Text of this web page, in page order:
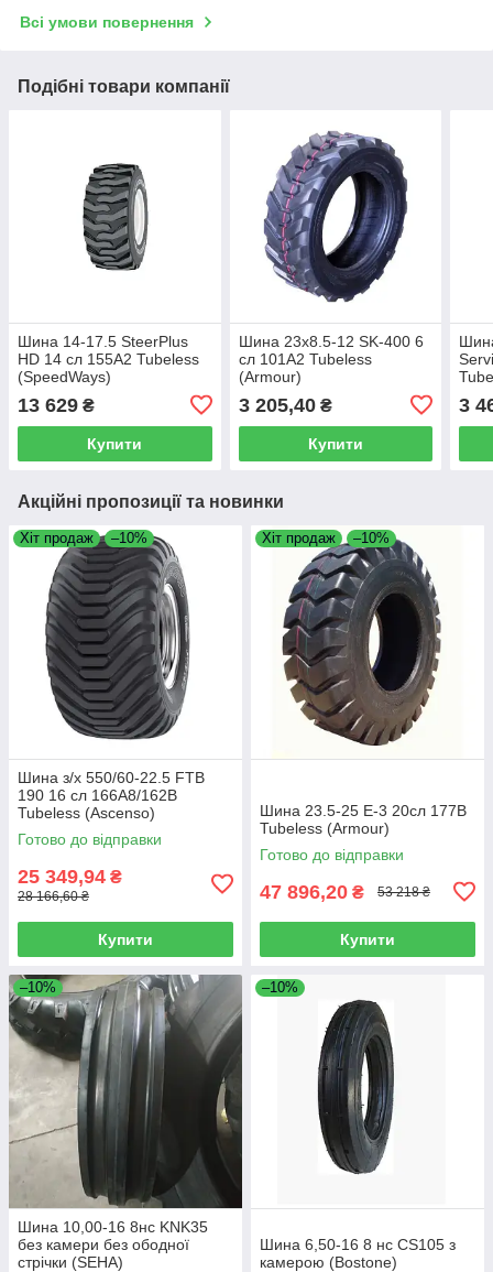
Всі умови повернення
Подібні товари компанії
Шина 14-17.5 SteerPlus
HD 14 сл 155A2 Tubeless
(SpeedWays)
13 629 ₴
Купити
Шина 23x8.5-12 SK-400 6
сл 101A2 Tubeless
(Armour)
3 205,40₴
Купити
3
Акційні пропозиції та новинки
Хіт продаж –10%
Шина з/х 550/60-22.5 FTB
190 16 сл 166A8/162B
Tubeless (Ascenso)
Готово до відправки
25 349,94 ₴
28 166,60 ₴
Купити
Хіт продаж –10%
Шина 23.5-25 E-3 20сл 177B
Tubeless (Armour)
Готово до відправки
47 896,20 ₴ 53 218 ₴
Купити
–10%
Шина 10,00-16 8нс KNK35
без камери без ободної
стрічки (SEHA)
–10%
Шина 6,50-16 8 нс CS105 з
камерою (Bostone)